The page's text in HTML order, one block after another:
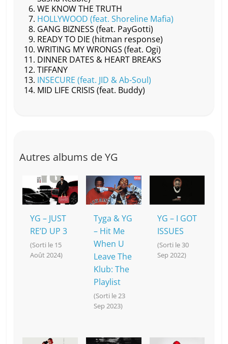
k
WE KNOW THE TRUTH
HOLLYWOOD (feat. Shoreline Mafia)
GANG BIZNESS (feat. PayGotti)
READY TO DIE (hitman response)
WRITING MY WRONGS (feat. Ogi)
DINNER DATES & HEART BREAKS
TIFFANY
INSECURE (feat. JID & Ab-Soul)
MID LIFE CRISIS (feat. Buddy)
Autres albums de YG
YG – JUST
RE’D UP 3
(Sorti le 15
Août 2024)
Tyga & YG
– Hit Me
When U
Leave The
Klub: The
Playlist
(Sorti le 23
Sep 2023)
YG – I GOT
ISSUES
(Sorti le 30
Sep 2022)